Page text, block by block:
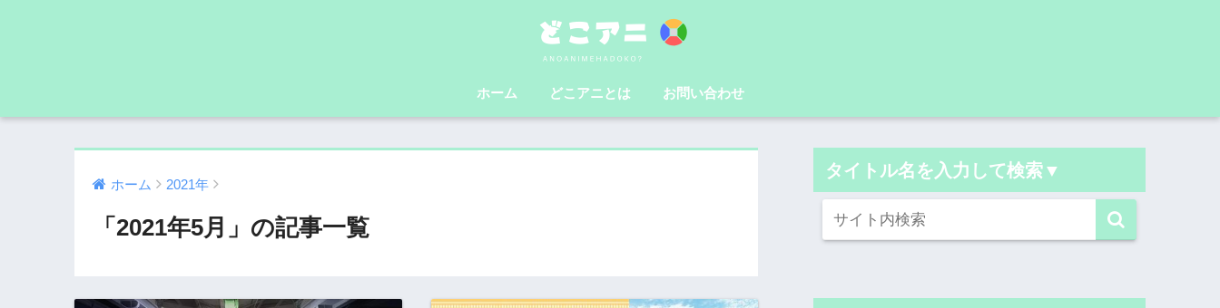
ホーム どこアニとは お問い合わせ
ホーム 2021年
「2021年5月」の記事一覧
タイトル名を入力して検索▼